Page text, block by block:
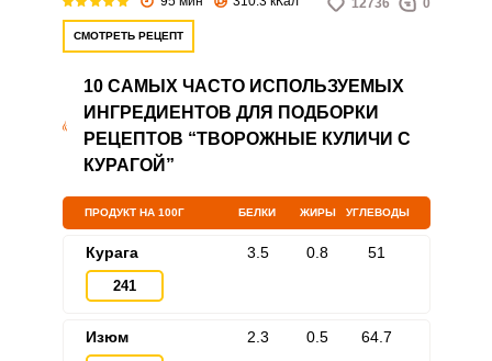
12736 0
СМОТРЕТЬ РЕЦЕПТ
10 САМЫХ ЧАСТО ИСПОЛЬЗУЕМЫХ
ИНГРЕДИЕНТОВ ДЛЯ ПОДБОРКИ
РЕЦЕПТОВ “ТВОРОЖНЫЕ КУЛИЧИ С
КУРАГОЙ”
ПРОДУКТ НА 100Г БЕЛКИ ЖИРЫ УГЛЕВОДЫ
Курага
241
3.5 0.8 51
Изюм 2.3 0.5 64.7